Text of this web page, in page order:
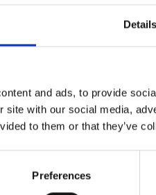
Details
and ads, to provide
site with our social media,
to them or that they’ve
Preferences